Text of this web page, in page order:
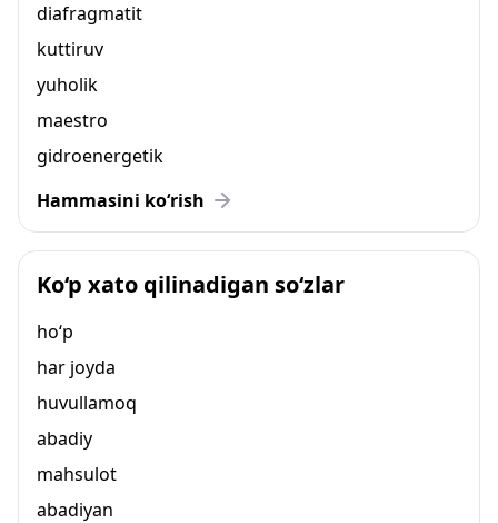
diafragmatit
kuttiruv
yuholik
maestro
gidroenergetik
Hammasini ko‘rish
Ko‘p xato qilinadigan so‘zlar
ho‘p
har joyda
huvullamoq
abadiy
mahsulot
abadiyan